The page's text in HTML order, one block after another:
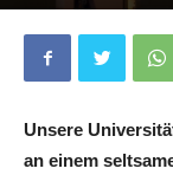
Von Anna Raab - 6.
Unsere
an einem